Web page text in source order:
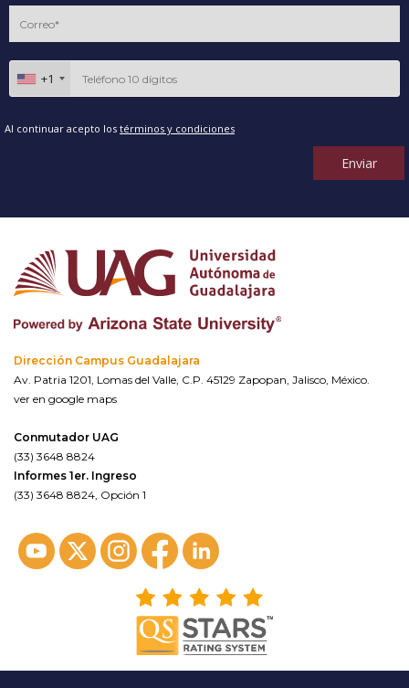
+1
Al continuar acepto los términos y condiciones
Enviar
Dirección Campus Guadalajara
Av. Patria 1201, Lomas del Valle, C.P. 45129 Zapopan, Jalisco, México.
ver en google maps
Conmutador UAG
(33) 3648 8824
Informes 1er. Ingreso
(33) 3648 8824, Opción 1